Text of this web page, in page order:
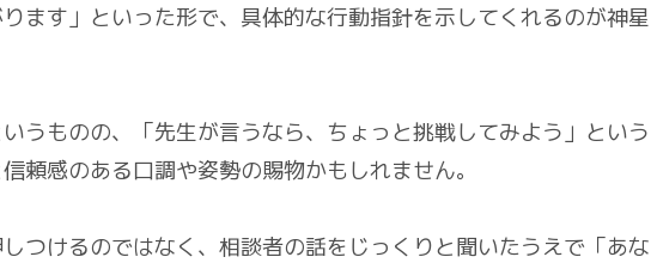
ます」といった形で、具体的な行動指針を示してくれるのが神星
うものの、「先生が言うなら、ちょっと挑戦してみよう」という
頼感のある口調や姿勢の賜物かもしれません。
つけるのではなく、相談者の話をじっくりと聞いたうえで「あな